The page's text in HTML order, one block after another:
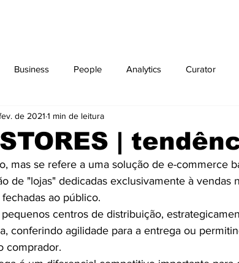
Business People Analytics Curator
|
de 2021 1 min de leitura
mas se refere a uma solução de e-commerce
de "lojas" dedicadas exclusivamente à vendas
ao público.
centros de distribuição,
conferindo agilidade para a entrega ou
comprador.